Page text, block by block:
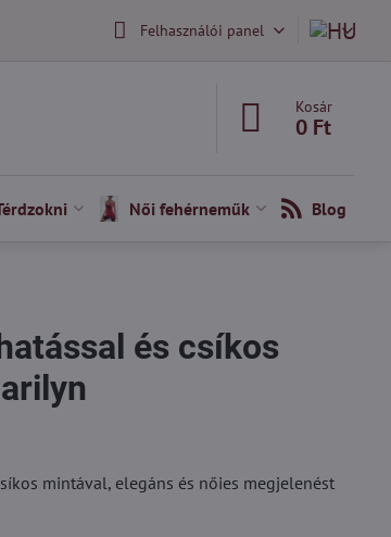
Felhasználói panel
Kosár
0 Ft
Női fehérneműk Blog
és csíkos
mintával, elegáns és nőies megjelenést